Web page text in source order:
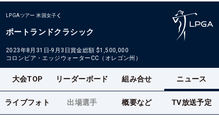
LPGAツアー 米国女子
ポートランドクラシック
2023年8月31日-9月3日賞金総額 $1,500,000
コロンビア・エッジウォーターCC（オレゴン州）
大会TOP リーダーボード 組み合せ ニュース
ライブフォト 出場選手 概要など TV放送予定